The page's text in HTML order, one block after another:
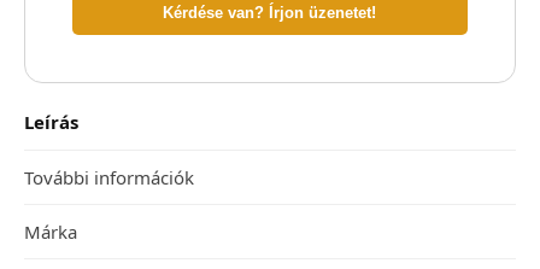
Kérdése van? Írjon üzenetet!
Leírás
További információk
Márka